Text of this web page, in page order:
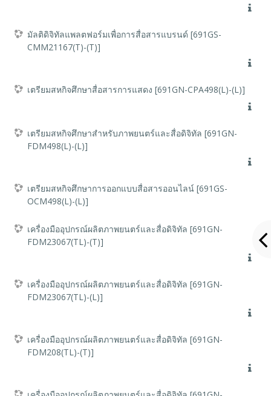
มัลติดิจิทัลแพลตฟอร์มเพื่อการสื่อสารแบรนด์ [691GS-
CMM21167(T)-(T)]
เตรียมสหกิจศึกษาสื่อสารการแสดง [691GN-CPA498(L)-(L)]
เตรียมสหกิจศึกษาสำหรับภาพยนตร์และสื่อดิจิทัล [691GN-
FDM498(L)-(L)]
เตรียมสหกิจศึกษาการออกแบบสื่อสารออนไลน์ [691GS-
OCM498(L)-(L)]
เครื่องมืออุปกรณ์ผลิตภาพยนตร์และสื่อดิจิทัล [691GN-
FDM23067(TL)-(T)]
เครื่องมืออุปกรณ์ผลิตภาพยนตร์และสื่อดิจิทัล [691GN-
FDM23067(TL)-(L)]
เครื่องมืออุปกรณ์ผลิตภาพยนตร์และสื่อดิจิทัล [691GN-
FDM208(TL)-(T)]